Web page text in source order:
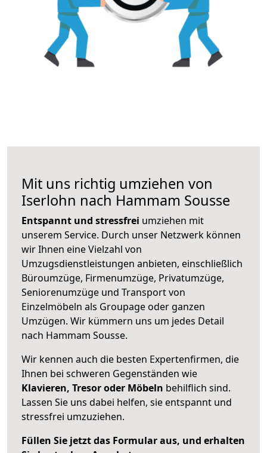
Mit uns richtig umziehen von
Iserlohn nach Hammam Sousse
Entspannt und stressfrei umziehen mit
unserem Service. Durch unser Netzwerk können
wir Ihnen eine Vielzahl von
Umzugsdienstleistungen anbieten, einschließlich
Büroumzüge, Firmenumzüge, Privatumzüge,
Seniorenumzüge und Transport von
Einzelmöbeln als Groupage oder ganzen
Umzügen. Wir kümmern uns um jedes Detail
nach Hammam Sousse.
Wir kennen auch die besten Expertenfirmen, die
Ihnen bei schweren Gegenständen wie
Klavieren, Tresor oder Möbeln behilflich sind.
Lassen Sie uns dabei helfen, sie entspannt und
stressfrei umzuziehen.
Füllen Sie jetzt das Formular aus, und erhalten